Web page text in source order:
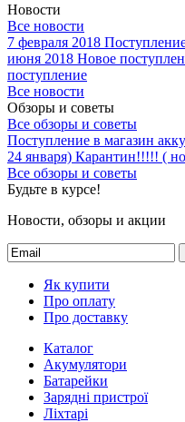
Новости
Все новости
7 февраля 2018
июня 2018 Новое
поступление
Все новости
Обзоры и советы
Все обзоры и советы
Поступление в магазин
24 января) Карантин!!!!! (
Все обзоры и советы
Будьте в курсе!
Новости, обзоры и акции
Як купити
Про оплату
Про доставку
Каталог
Акумулятори
Батарейки
Зарядні пристрої
Ліхтарі